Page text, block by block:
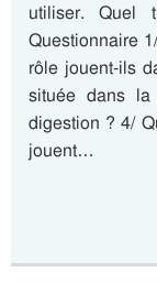
utiliser. Quel
Questionnaire
rôle jouent-ils
située dans la
digestion ? 4/
jouent…